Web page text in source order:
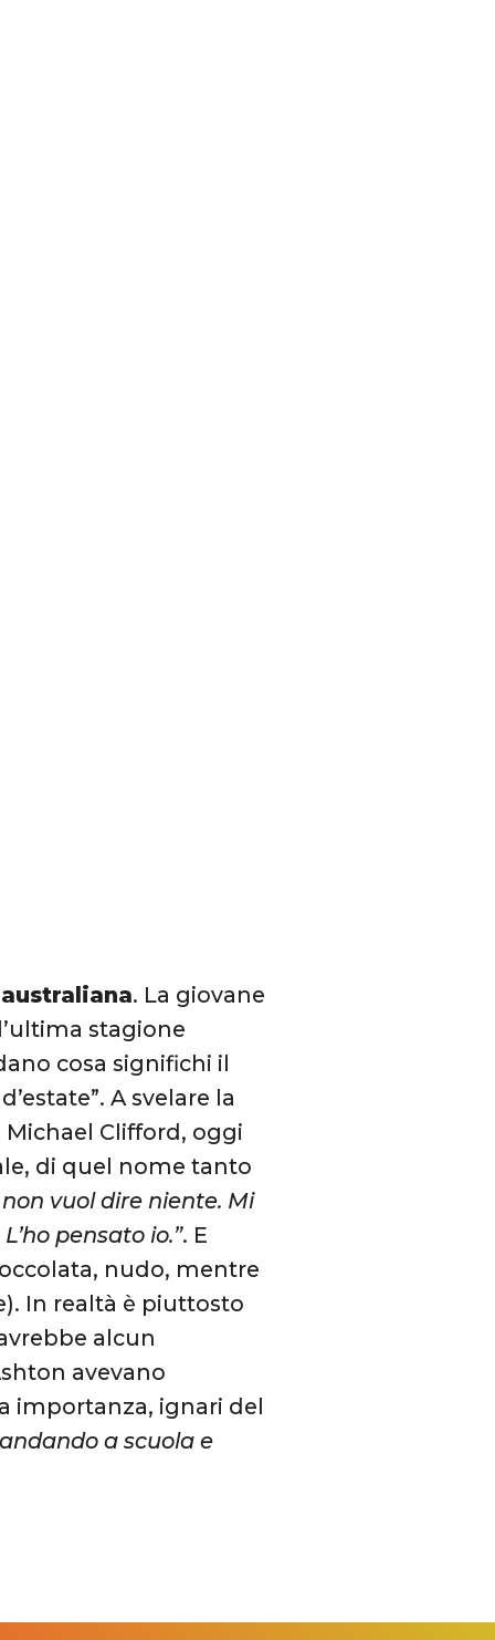
. La giovane
stagione
cosa significhi il
A svelare la
Clifford, oggi
di quel nome tanto
vuol dire niente. Mi
pensato io.”. E
nudo, mentre
In realtà è piuttosto
alcun
avevano
importanza, ignari del
a scuola e